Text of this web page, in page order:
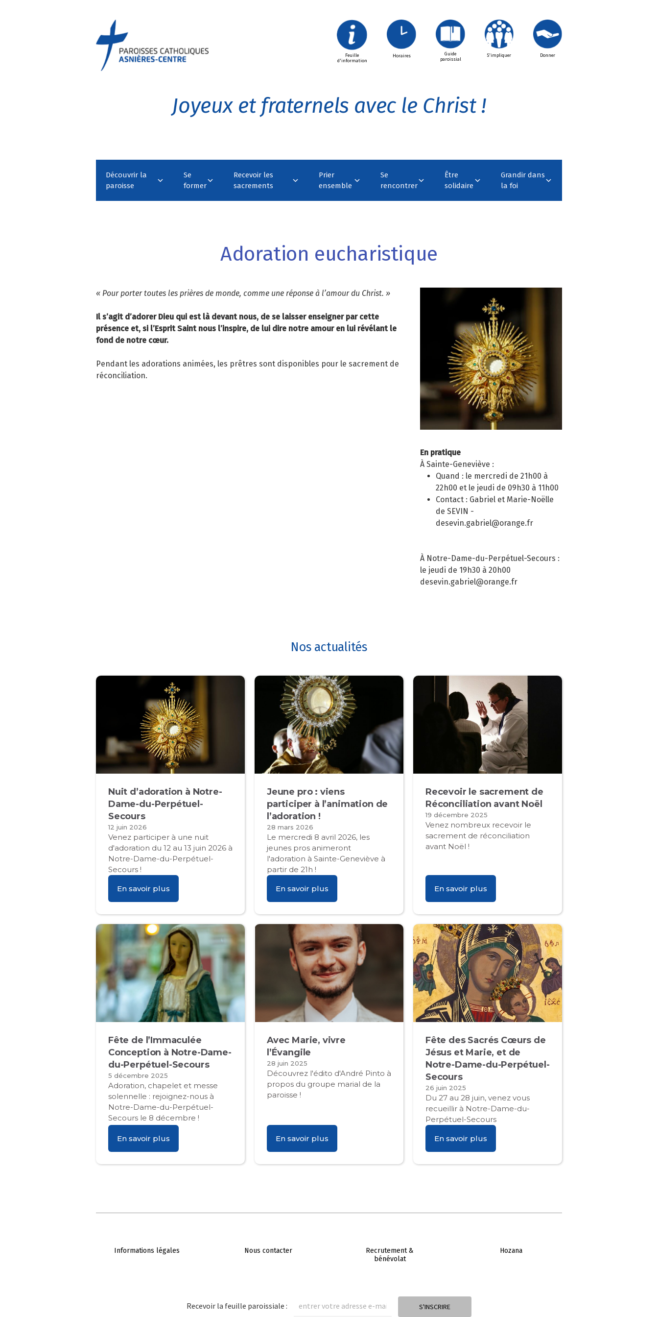
Feuille
d'information
Horaires
Guide
paroissial
S'impliquer Donner
Joyeux et fraternels avec le Christ !
Découvrir la
paroisse
Se
former
Recevoir les
sacrements
Prier
ensemble
Se
rencontrer
Être
solidaire
Grandir dans
la foi
Adoration eucharistique
« Pour porter toutes les prières de monde, comme une réponse à l’amour du Christ. »
Il s’agit d’adorer Dieu qui est là devant nous, de se laisser enseigner par cette
présence et, si l’Esprit Saint nous l’inspire, de lui dire notre amour en lui révélant le
fond de notre cœur.
Pendant les adorations animées, les prêtres sont disponibles pour le sacrement de
réconciliation.
En pratique
À Sainte-Geneviève :
Quand : le mercredi de 21h00 à
22h00 et le jeudi de 09h30 à 11h00
Contact : Gabriel et Marie-Noëlle
de SEVIN -
desevin.gabriel@orange.fr
À Notre-Dame-du-Perpétuel-Secours :
le jeudi de 19h30 à 20h00
desevin.gabriel@orange.fr
Nos actualités
Nuit d’adoration à Notre-
Dame-du-Perpétuel-
Secours
12 juin 2026
Venez participer à une nuit
d'adoration du 12 au 13 juin 2026 à
Notre-Dame-du-Perpétuel-
Secours !
En savoir plus
Jeune pro : viens
participer à l’animation de
l’adoration !
28 mars 2026
Le mercredi 8 avril 2026, les
jeunes pros animeront
l'adoration à Sainte-Geneviève à
partir de 21h !
En savoir plus
Recevoir le sacrement de
Réconciliation avant Noël
19 décembre 2025
Venez nombreux recevoir le
sacrement de réconciliation
avant Noël !
En savoir plus
Fête de l’Immaculée
Conception à Notre-Dame-
du-Perpétuel-Secours
5 décembre 2025
Adoration, chapelet et messe
solennelle : rejoignez-nous à
Notre-Dame-du-Perpétuel-
Secours le 8 décembre !
En savoir plus
Avec Marie, vivre
l’Évangile
28 juin 2025
Découvrez l'édito d'André Pinto à
propos du groupe marial de la
paroisse !
En savoir plus
Fête des Sacrés Cœurs de
Jésus et Marie, et de
Notre-Dame-du-Perpétuel-
Secours
26 juin 2025
Du 27 au 28 juin, venez vous
recueillir à Notre-Dame-du-
Perpétuel-Secours
En savoir plus
Informations légales Nous contacter
Recrutement &
bénévolat
Hozana
Recevoir la feuille paroissiale :